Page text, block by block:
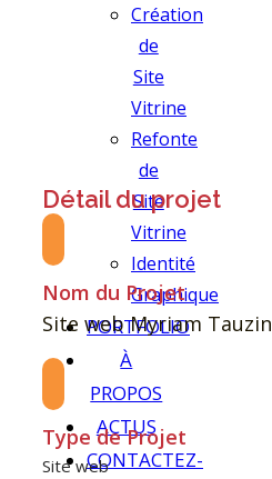
Création
de
Site
Vitrine
Refonte
de
Site
Vitrine
Identité
Graphique
PORTFOLIO
À
PROPOS
ACTUS
CONTACTEZ-
Détail du projet
Nom du Projet
Site web Myriam Tauzin
Type de Projet
Site web